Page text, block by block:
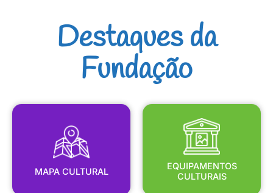
Destaques da
Fundação
MAPA CULTURAL
MAPA CULTURAL
EQUIPAMENTOS
CULTURAIS
EQUIPAMENTOS
CULTURAIS